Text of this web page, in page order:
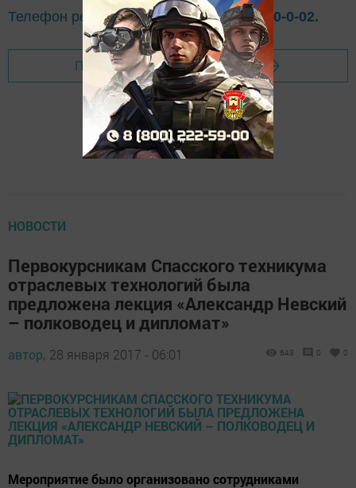
Телефон рекламного отдела8(843)47-30-0-02.
Перейти на страницу новости
НОВОСТИ
Первокурсникам Спасского техникума
отраслевых технологий была
предложена лекция «Александр Невский
– полководец и дипломат»
автор, 28 января 2017 - 06:01 643 0 0
Мероприятие было организовано сотрудниками